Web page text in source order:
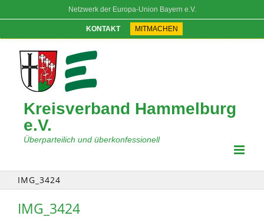
Netzwerk der Europa-Union Bayern e.V.
KONTAKT MITMACHEN
Kreisverband Hammelburg
e.V.
Überparteilich und überkonfessionell
IMG_3424
IMG_3424